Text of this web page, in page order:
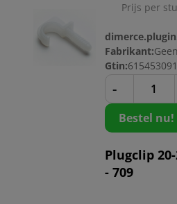
Prijs per
Fabrikant:
Gtin:
-
Bestel nu!
Plugclip
- 709